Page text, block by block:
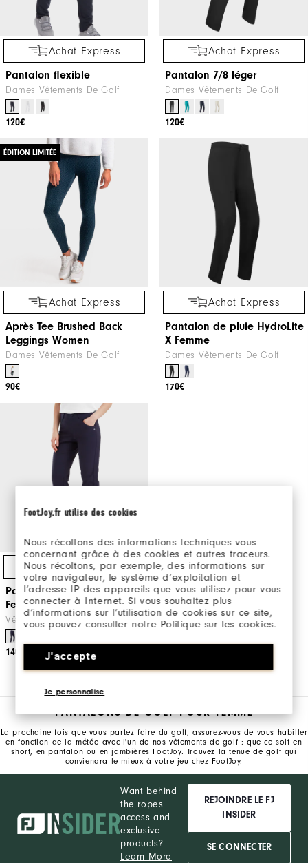
FootJoy.fr utilise des cookies
Nous récoltons des informations techniques vous
concernant grâce à des cookies et autres traceurs.
Nous récoltons, par exemple, des informations sur
votre navigateur, le système d’exploitation et
l’adresse IP des appareils que vous utilisez pour vous
connecter à Internet. Si vous souhaitez plus
d’informations sur l’utilisation de cookies sur ce site,
vous pouvez consulter notre Politique sur les cookies.
J'accepte
Je personnalise
Achat Express
Pantalon flexible
Dames Vêtements De Golf
120€
Achat Express
Pantalon 7/8 léger
Dames Vêtements De Golf
120€
ÉDITION LIMITÉE
Achat Express
Après Tee Brushed Back
Leggings Women
Dames Vêtements De Golf
90€
Achat Express
Pantalon de pluie HydroLite
X Femme
Dames Vêtements De Golf
170€
Achat Express
Pantalon ThermoSeries
Femme
Vêtements De Golf
140€
PANTALONS DE GOLF POUR FEMME
La prochaine fois que vous partez faire du golf, assurez-vous de vous habiller
en fonction de la météo avec l'un de nos vêtements de golf : que ce soit en
short, en pantalon ou en jambières FootJoy. Trouvez la tenue de golf qui
conviendra le mieux à votre jeu chez FootJoy.
Want behind
the ropes
access and
exclusive
products?
Learn More
REJOINDRE LE FJ
INSIDER
SE CONNECTER